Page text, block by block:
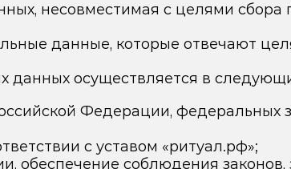
несовместимая с целями сбора
данные, которые отвечают
данных осуществляется в
Федерации, федеральных
с уставом «ритуал.рф»;
обеспечение соблюдения